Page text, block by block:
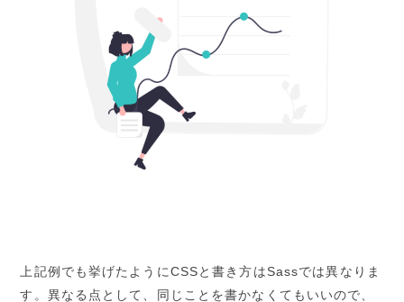
上記例でも挙げたようにCSSと書き方はSassでは異なりま
す。異なる点として、同じことを書かなくてもいいので、